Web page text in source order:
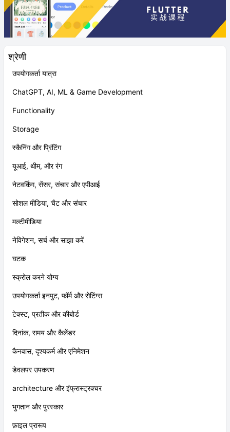
श्रेणी
उपयोगकर्ता यात्रा
ChatGPT, AI, ML & Game Development
Functionality
Storage
स्कैनिंग और प्रिंटिंग
यूआई, थीम, और रंग
नेटवर्किंग, सेंसर, संचार और एपीआई
सोशल मीडिया, चैट और संचार
मल्टीमीडिया
नेविगेशन, सर्च और साझा करें
घटक
स्क्रोल करने योग्य
उपयोगकर्ता इनपुट, फॉर्म और सेटिंग्स
टेक्स्ट, प्रतीक और कीबोर्ड
दिनांक, समय और कैलेंडर
कैनवास, दृश्यकर्म और एनिमेशन
डेवलपर उपकरण
architecture और इंफ्रास्ट्रक्चर
भुगतान और पुरस्कार
फ़ाइल प्रारूप